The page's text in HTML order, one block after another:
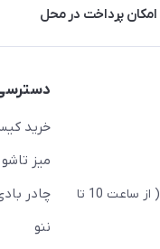
امکان پرداخت در محل
تهران،ضلع شرقی میدان منیریه،پلاک5،واحد2 ( از ساعت 10 تا
خرید
میز تاشو
چادر
ننو